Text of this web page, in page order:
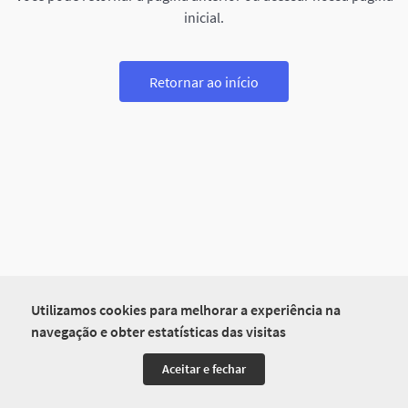
Utilizamos cookies para melhorar a experiência na
navegação e obter estatísticas das visitas
Aceitar e fechar
inicial.
Retornar ao início